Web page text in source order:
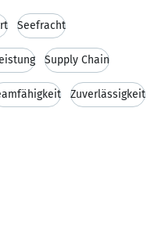
Seefracht
Supply Chain
Zuverlässigkeit